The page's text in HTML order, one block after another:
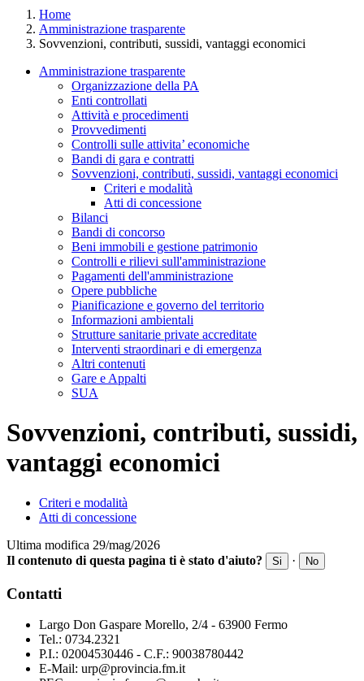
Home
Amministrazione trasparente
Sovvenzioni, contributi, sussidi, vantaggi economici
Amministrazione trasparente
Organizzazione della PA
Enti controllati
Attività e procedimenti
Provvedimenti
Controlli sulle attivita’ economiche
Bandi di gara e contratti
Sovvenzioni, contributi, sussidi, vantaggi economici
Criteri e modalità
Atti di concessione
Bilanci
Bandi di concorso
Beni immobili e gestione patrimonio
Controlli e rilievi sull'amministrazione
Pagamenti dell'amministrazione
Opere pubbliche
Pianificazione e governo del territorio
Informazioni ambientali
Strutture sanitarie private accreditate
Interventi straordinari e di emergenza
Altri contenuti
Gare e Appalti
SUA
Sovvenzioni, contributi, sussidi,
vantaggi economici
Criteri e modalità
Atti di concessione
Ultima modifica 29/mag/2026
Il contenuto di questa pagina ti è stato d'aiuto?
Si · No
Contatti
Largo Don Gaspare Morello, 2/4 - 63900 Fermo
Tel.: 0734.2321
P.I.: 02004530446 - C.F.: 90038780442
E-Mail: urp@provincia.fm.it